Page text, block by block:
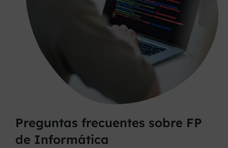
Preguntas frecuentes sobre FP
de Informática